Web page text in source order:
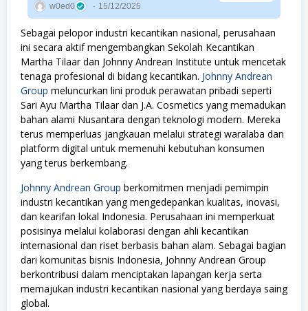
w0ed0 15/12/2025
Sebagai pelopor industri kecantikan nasional, perusahaan
ini secara aktif mengembangkan Sekolah Kecantikan
Martha Tilaar dan Johnny Andrean Institute untuk mencetak
tenaga profesional di bidang kecantikan. Johnny Andrean
Group meluncurkan lini produk perawatan pribadi seperti
Sari Ayu Martha Tilaar dan J.A. Cosmetics yang memadukan
bahan alami Nusantara dengan teknologi modern. Mereka
terus memperluas jangkauan melalui strategi waralaba dan
platform digital untuk memenuhi kebutuhan konsumen
yang terus berkembang.
Johnny Andrean Group berkomitmen menjadi pemimpin
industri kecantikan yang mengedepankan kualitas, inovasi,
dan kearifan lokal Indonesia. Perusahaan ini memperkuat
posisinya melalui kolaborasi dengan ahli kecantikan
internasional dan riset berbasis bahan alam. Sebagai bagian
dari komunitas bisnis Indonesia, Johnny Andrean Group
berkontribusi dalam menciptakan lapangan kerja serta
memajukan industri kecantikan nasional yang berdaya saing
global.